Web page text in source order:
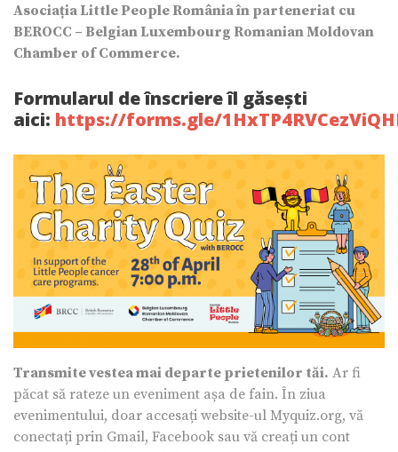
Asociația Little People România în parteneriat cu
BEROCC – Belgian Luxembourg Romanian Moldovan
Chamber of Commerce.
Formularul de înscriere îl găsești
aici: https://forms.gle/
Transmite vestea mai departe prietenilor tăi. Ar fi
păcat să rateze un eveniment așa de fain. În ziua
evenimentului, doar accesați website-ul Myquiz.org, vă
conectați prin Gmail, Facebook sau vă creați un cont